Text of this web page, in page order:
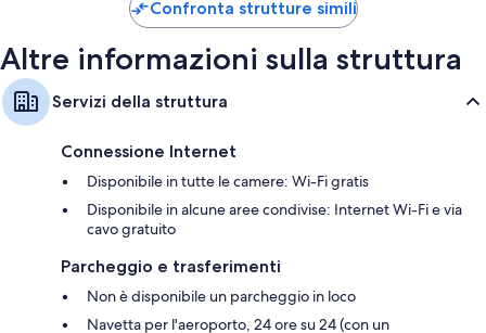
Confronta strutture simili
Altre informazioni sulla struttura
Servizi della struttura
Connessione Internet
Disponibile in tutte le camere: Wi-Fi gratis
Disponibile in alcune aree condivise: Internet Wi-Fi e via
cavo gratuito
Parcheggio e trasferimenti
Non è disponibile un parcheggio in loco
Navetta per l'aeroporto, 24 ore su 24 (con un